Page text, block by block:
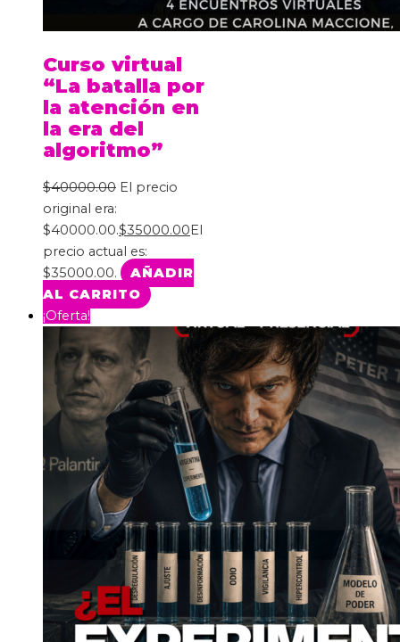
Curso virtual
“La batalla por
la atención en
la era del
algoritmo”
$40000.00 El precio
original era:
$40000.00.$35000.00El
precio actual es:
$35000.00.
AÑADIR
AL CARRITO
¡Oferta!